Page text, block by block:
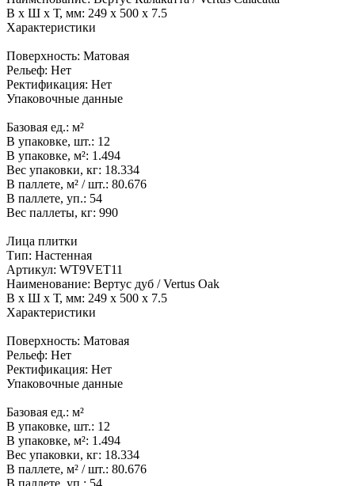
В x Ш x Т, мм: 249 x 500 x 7.5
Характеристики
Поверхность: Матовая
Рельеф: Нет
Ректификация: Нет
Упаковочные данные
Базовая ед.: м²
В упаковке, шт.: 12
В упаковке, м²: 1.494
Вес упаковки, кг: 18.334
В паллете, м² / шт.: 80.676
В паллете, уп.: 54
Вес паллеты, кг: 990
Лица плитки
Тип: Настенная
Артикул: WT9VET11
Наименование: Вертус дуб / Vertus Oak
В x Ш x Т, мм: 249 x 500 x 7.5
Характеристики
Поверхность: Матовая
Рельеф: Нет
Ректификация: Нет
Упаковочные данные
Базовая ед.: м²
В упаковке, шт.: 12
В упаковке, м²: 1.494
Вес упаковки, кг: 18.334
В паллете, м² / шт.: 80.676